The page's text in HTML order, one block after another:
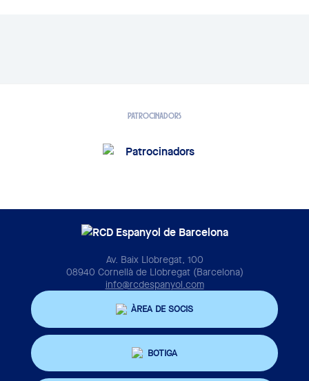
PATROCINADORS
Av. Baix Llobregat, 100
08940 Cornellà de Llobregat (Barcelona)
info@rcdespanyol.com
ÀREA DE SOCIS
BOTIGA